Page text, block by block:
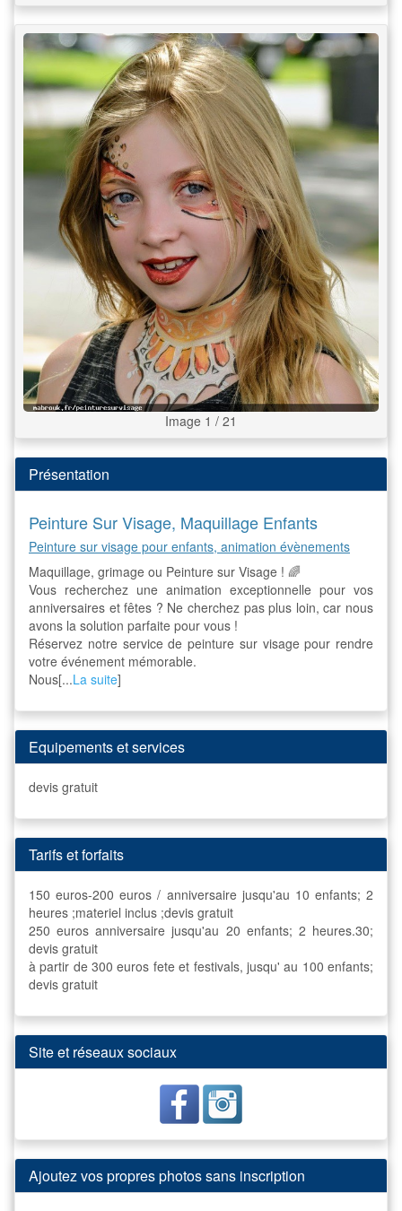
Image 1 / 21
Présentation
Peinture Sur Visage, Maquillage Enfants
Peinture sur visage pour enfants, animation évènements
Maquillage, grimage ou Peinture sur Visage ! 🌈
Vous recherchez une animation exceptionnelle pour vos
anniversaires et fêtes ? Ne cherchez pas plus loin, car nous
avons la solution parfaite pour vous !
Réservez notre service de peinture sur visage pour rendre
votre événement mémorable.
Nous[...La suite]
Equipements et services
devis gratuit
Tarifs et forfaits
150 euros-200 euros / anniversaire jusqu'au 10 enfants; 2
heures ;materiel inclus ;devis gratuit
250 euros anniversaire jusqu'au 20 enfants; 2 heures.30;
devis gratuit
à partir de 300 euros fete et festivals, jusqu' au 100 enfants;
devis gratuit
Site et réseaux sociaux
Ajoutez vos propres photos sans inscription